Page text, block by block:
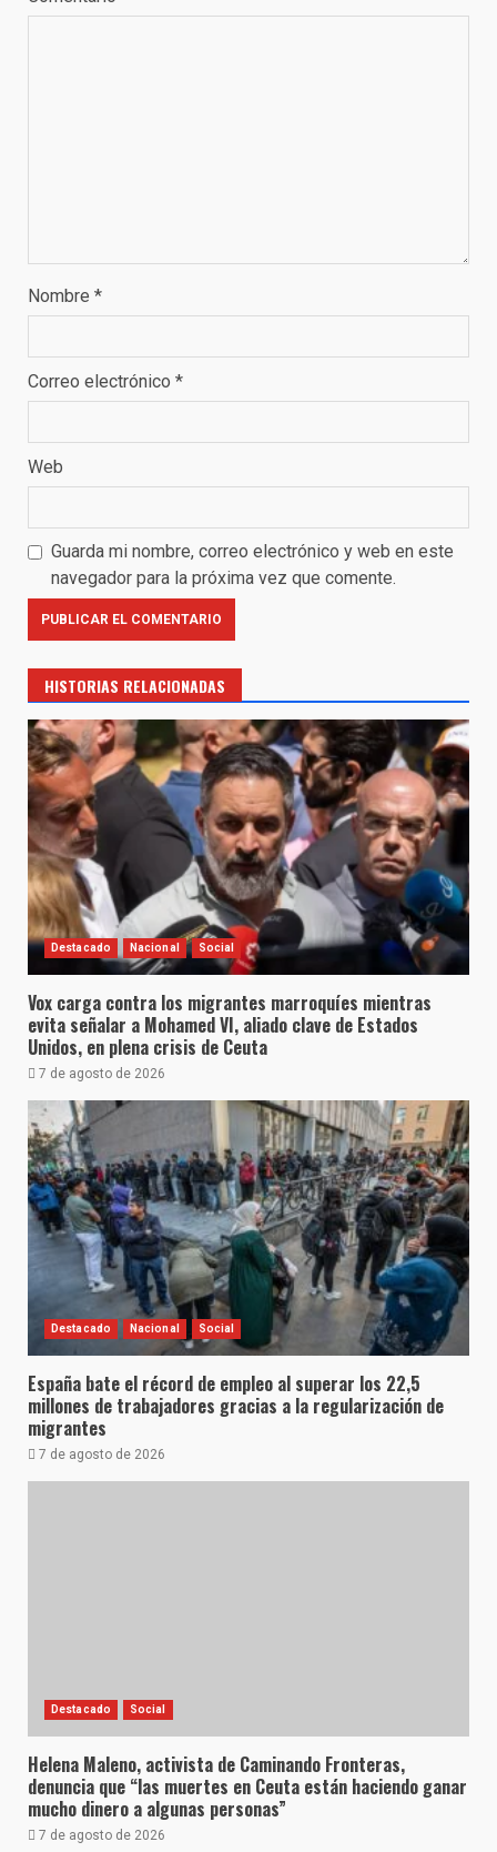
Nombre *
Correo electrónico *
Web
Guarda mi nombre, correo electrónico y web en este
navegador para la próxima vez que comente.
HISTORIAS RELACIONADAS
Destacado Nacional Social
Vox carga contra los migrantes marroquíes mientras
evita señalar a Mohamed VI, aliado clave de Estados
Unidos, en plena crisis de Ceuta
7 de agosto de 2026
Destacado Nacional Social
España bate el récord de empleo al superar los 22,5
millones de trabajadores gracias a la regularización de
migrantes
7 de agosto de 2026
Destacado Social
Helena Maleno, activista de Caminando Fronteras,
denuncia que “las muertes en Ceuta están haciendo ganar
mucho dinero a algunas personas”
7 de agosto de 2026